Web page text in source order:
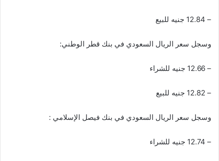
– 12.84 جنيه للبيع
وسجل سعر الريال السعودي في بنك قطر الوطني:
– 12.66 جنيه للشراء
– 12.82 جنيه للبيع
وسجل سعر الريال السعودي في بنك فيصل الإسلامي :
– 12.74 جنيه للشراء